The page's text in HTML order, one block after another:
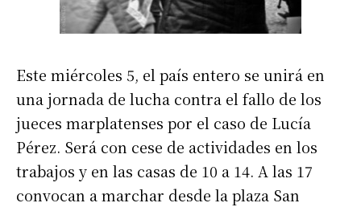
Este miércoles 5, el país entero se unirá en
una jornada de lucha contra el fallo de los
jueces marplatenses por el caso de Lucía
Pérez. Será con cese de actividades en los
trabajos y en las casas de 10 a 14. A las 17
convocan a marchar desde la plaza San